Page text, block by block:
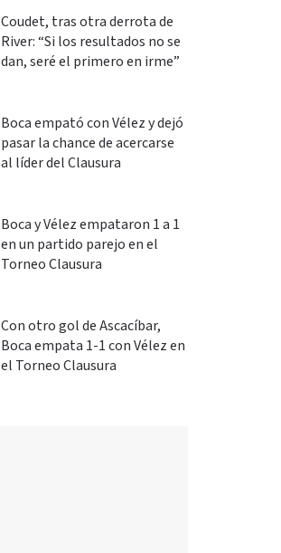
Coudet, tras otra derrota de
River: “Si los resultados no se
dan, seré el primero en irme”
Boca empató con Vélez y dejó
pasar la chance de acercarse
al líder del Clausura
Boca y Vélez empataron 1 a 1
en un partido parejo en el
Torneo Clausura
Con otro gol de Ascacíbar,
Boca empata 1-1 con Vélez en
el Torneo Clausura